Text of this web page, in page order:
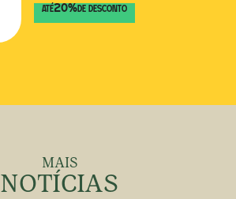
ATÉ20% DE DESCONTO
MAIS
NOTÍCIAS